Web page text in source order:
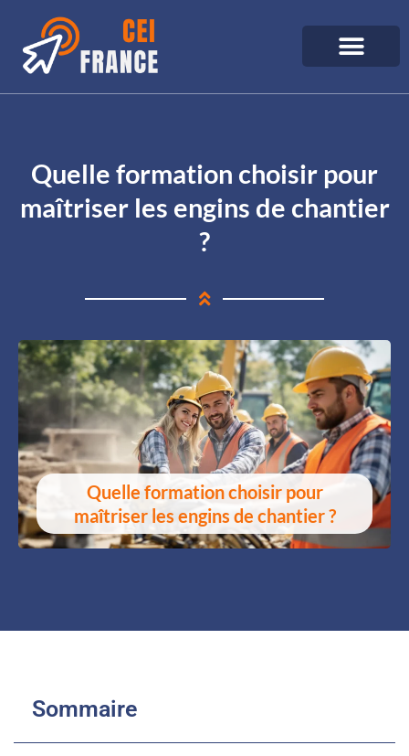
Quelle formation choisir pour
maîtriser les engins de chantier
?
Quelle formation choisir pour
maîtriser les engins de chantier ?
Sommaire